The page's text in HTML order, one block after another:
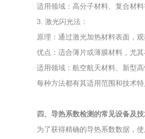
适用领域：高分子材料、复合材料
3. 激光闪光法：
原理：通过激光加热材料表面，
优点：适合薄片或薄膜材料，尤其
适用领域：航空航天材料、新型高
每种方法都有其适用范围和技术
四、导热系数检测的常见设备及
为了获得精确的导热系数数据，